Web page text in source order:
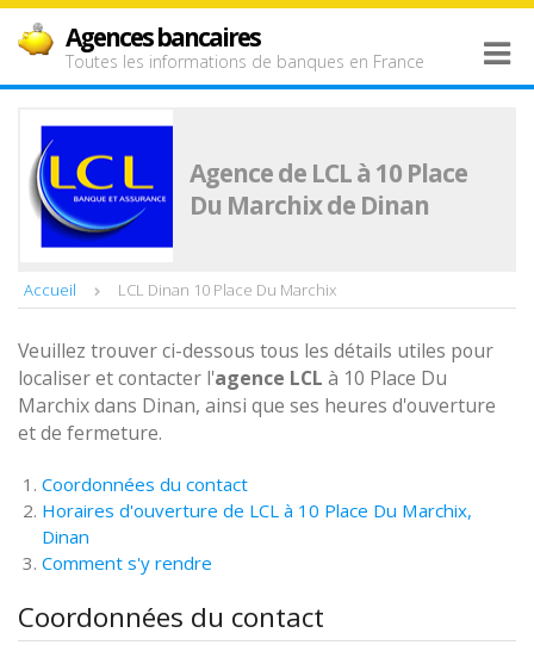
Agences bancaires
Toutes les informations de banques en France
Agence de LCL à 10 Place
Du Marchix de Dinan
Accueil LCL Dinan 10 Place Du Marchix
Veuillez trouver ci-dessous tous les détails utiles pour
localiser et contacter l'agence LCL à 10 Place Du
Marchix dans Dinan, ainsi que ses heures d'ouverture
et de fermeture.
Coordonnées du contact
Horaires d'ouverture de LCL à 10 Place Du Marchix,
Dinan
Comment s'y rendre
Coordonnées du contact